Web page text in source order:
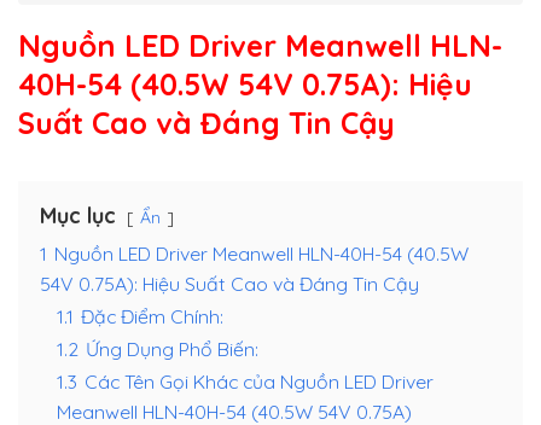
Nguồn LED Driver Meanwell HLN-
40H-54 (40.5W 54V 0.75A): Hiệu
Suất Cao và Đáng Tin Cậy
Mục lục Ẩn
1 Nguồn LED Driver Meanwell HLN-40H-54 (40.5W
54V 0.75A): Hiệu Suất Cao và Đáng Tin Cậy
1.1 Đặc Điểm Chính:
1.2 Ứng Dụng Phổ Biến:
1.3 Các Tên Gọi Khác của Nguồn LED Driver
Meanwell HLN-40H-54 (40.5W 54V 0.75A)